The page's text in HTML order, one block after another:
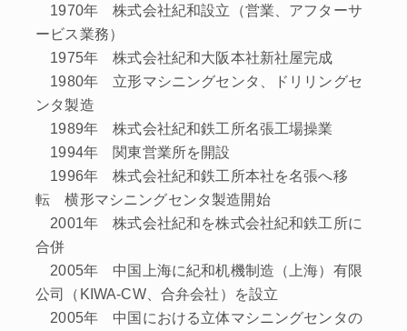
1970年 株式会社紀和設立（営業、アフターサ
ービス業務）
1975年 株式会社紀和大阪本社新社屋完成
1980年 立形マシニングセンタ、ドリリングセ
ンタ製造
1989年 株式会社紀和鉄工所名張工場操業
1994年 関東営業所を開設
1996年 株式会社紀和鉄工所本社を名張へ移
転 横形マシニングセンタ製造開始
2001年 株式会社紀和を株式会社紀和鉄工所に
合併
2005年 中国上海に紀和机機制造（上海）有限
公司（KIWA-CW、合弁会社）を設立
2005年 中国における立体マシニングセンタの